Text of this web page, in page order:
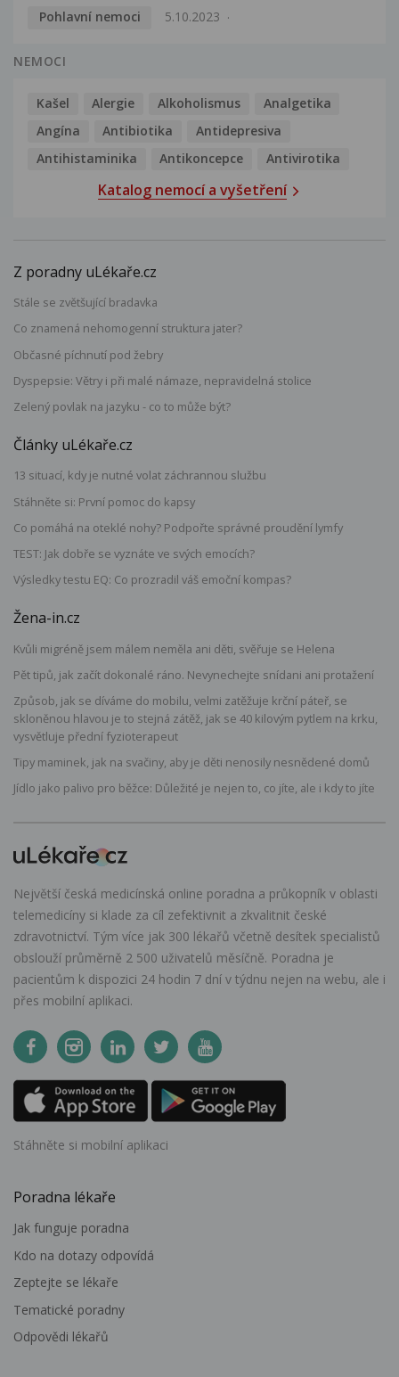
Pohlavní nemoci
5.10.2023
NEMOCI
Kašel Alergie Alkoholismus
Analgetika
Angína
Antibiotika
Antidepresiva
Antihistaminika
Antikoncepce Antivirotika
Katalog nemocí a vyšetření
Z poradny uLékaře.cz
Stále se zvětšující bradavka
Co znamená nehomogenní struktura jater?
Občasné píchnutí pod žebry
Dyspepsie: Větry i při malé námaze, nepravidelná stolice
Zelený povlak na jazyku - co to může být?
Články uLékaře.cz
13 situací, kdy je nutné volat záchrannou službu
Stáhněte si: První pomoc do kapsy
Co pomáhá na oteklé nohy? Podpořte správné proudění lymfy
TEST: Jak dobře se vyznáte ve svých emocích?
Výsledky testu EQ: Co prozradil váš emoční kompas?
Žena-in.cz
Kvůli migréně jsem málem neměla ani děti, svěřuje se Helena
Pět tipů, jak začít dokonalé ráno. Nevynechejte snídani ani protažení
Způsob, jak se díváme do mobilu, velmi zatěžuje krční páteř, se
skloněnou hlavou je to stejná zátěž, jak se 40 kilovým pytlem na krku,
vysvětluje přední fyzioterapeut
Tipy maminek, jak na svačiny, aby je děti nenosily nesnědené domů
Jídlo jako palivo pro běžce: Důležité je nejen to, co jíte, ale i kdy to jíte
Největší česká medicínská online poradna a průkopník v oblasti
telemedicíny si klade za cíl zefektivnit a zkvalitnit české
zdravotnictví. Tým více jak 300 lékařů včetně desítek specialistů
obslouží průměrně 2 500 uživatelů měsíčně. Poradna je
pacientům k dispozici 24 hodin 7 dní v týdnu nejen na webu, ale i
přes mobilní aplikaci.
Stáhněte si mobilní aplikaci
Poradna lékaře
Jak funguje poradna
Kdo na dotazy odpovídá
Zeptejte se lékaře
Tematické poradny
Odpovědi lékařů